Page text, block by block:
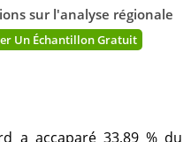
sur l'analyse régionale
Un Échantillon Gratuit
a accaparé 33,89 % du